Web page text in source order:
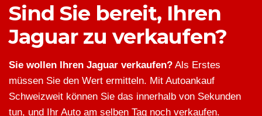
Sind Sie bereit, Ihren
Jaguar zu verkaufen?
Sie wollen Ihren Jaguar verkaufen? Als Erstes
müssen Sie den Wert ermitteln. Mit Autoankauf
Schweizweit können Sie das innerhalb von Sekunden
tun, und Ihr Auto am selben Tag noch verkaufen.